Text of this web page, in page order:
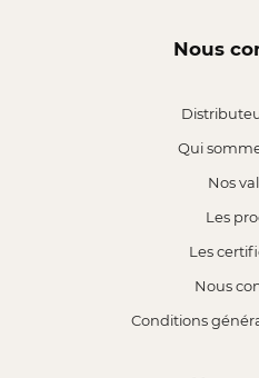
Nous
Qui
Nos
Les
Les
Nous
Conditions